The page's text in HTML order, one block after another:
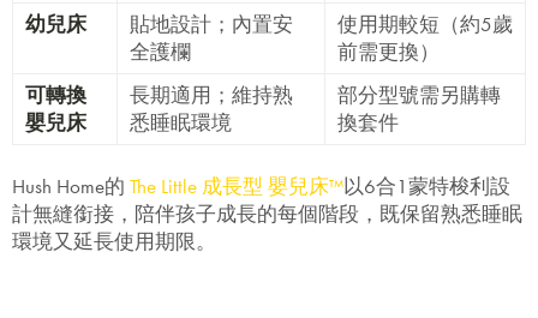
幼兒床
貼地設計；內置安
全護欄
使用期較短（約5歲
前需更換）
可轉換
嬰兒床
長期適用；維持熟
悉睡眠環境
部分型號需另購轉
換套件
Hush Home的 The Little 成長型 嬰兒床™以6合1蒙特梭利設
計無縫銜接，陪伴孩子成長的每個階段，既保留熟悉睡眠
環境又延長使用期限。